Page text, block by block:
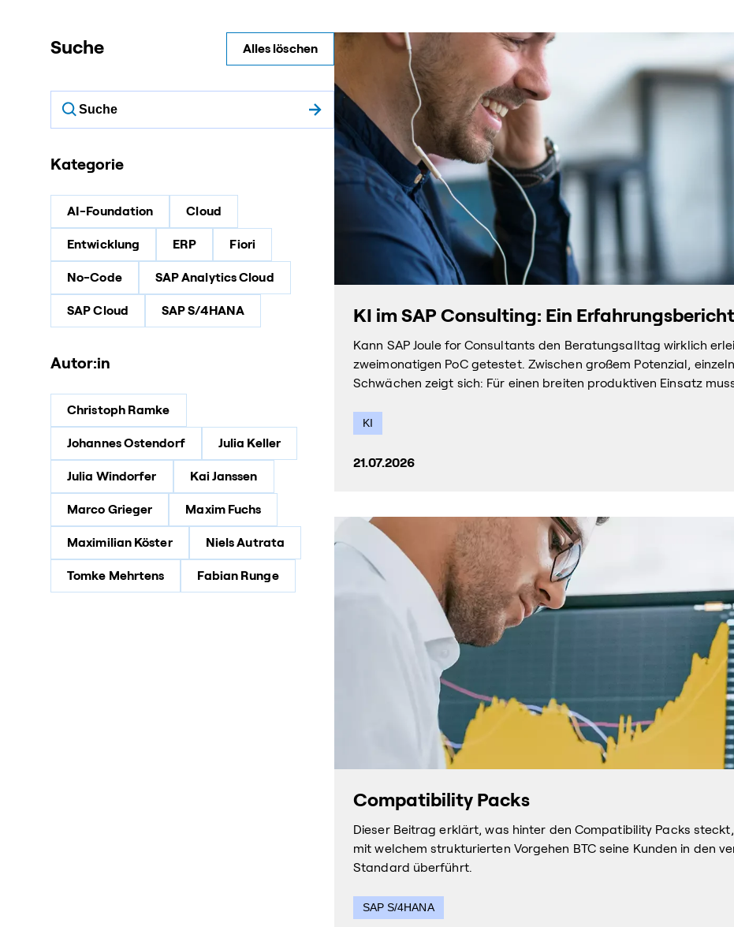
Suche Alles löschen
Kategorie
AI-Foundation Cloud
Entwicklung ERP Fiori
No-Code SAP Analytics Cloud
SAP Cloud SAP S/4HANA
Autor:in
Christoph Ramke
Johannes Ostendorf Julia Keller
Julia Windorfer Kai Janssen
Marco Grieger Maxim Fuchs
Maximilian Köster Niels Autrata
Tomke Mehrtens Fabian Runge
KI im SAP Consulting: Ein
Kann SAP Joule for Consultants den Beratungsalltag wirklich
zweimonatigen PoC getestet. Zwischen großem Potenzial,
Schwächen zeigt sich: Für einen breiten produktiven Einsatz
KI
21.07.2026
Compatibility Packs
Dieser Beitrag erklärt, was hinter den Compatibility Packs
mit welchem strukturierten Vorgehen BTC seine Kunden in den
Standard überführt.
SAP S/4HANA